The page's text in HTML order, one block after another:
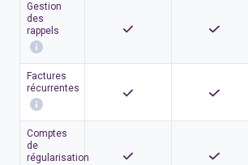
Gestion
des
rappels
Factures
récurrentes
Comptes
de
régularisation